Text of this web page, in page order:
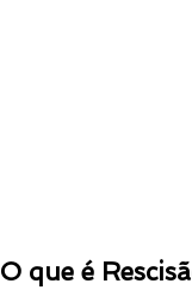
O que é